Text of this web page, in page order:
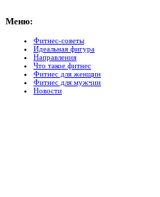
Меню:
Фитнес-советы
Идеальная фигура
Направления
Что такое фитнес
Фитнес для женщин
Фитнес для мужчин
Новости